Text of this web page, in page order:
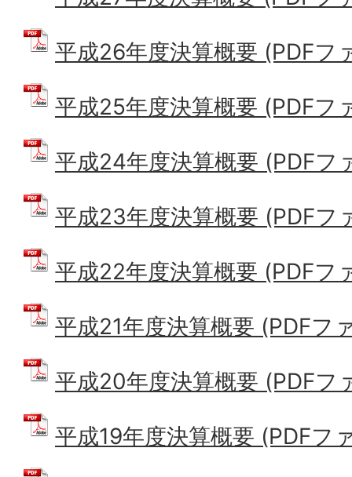
平成26年度決算概要 (PDFフ
平成25年度決算概要 (PDFフ
平成24年度決算概要 (PDFフ
平成23年度決算概要 (PDFフ
平成22年度決算概要 (PDFフ
平成21年度決算概要 (PDFフ
平成20年度決算概要 (PDFフ
平成19年度決算概要 (PDFフ